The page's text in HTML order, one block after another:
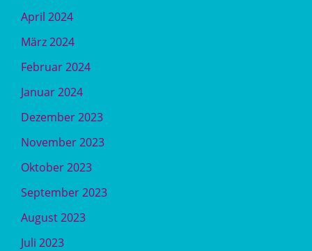
April 2024
März 2024
Februar 2024
Januar 2024
Dezember 2023
November 2023
Oktober 2023
September 2023
August 2023
Juli 2023